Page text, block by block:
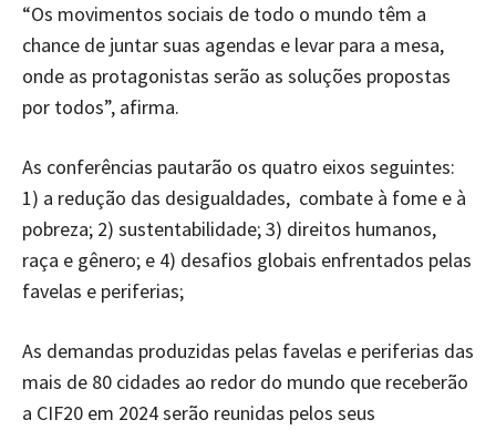
“Os movimentos sociais de todo o mundo têm a
chance de juntar suas agendas e levar para a mesa,
onde as protagonistas serão as soluções propostas
por todos”, afirma.
As conferências pautarão os quatro eixos seguintes:
1) a redução das desigualdades, combate à fome e à
pobreza; 2) sustentabilidade; 3) direitos humanos,
raça e gênero; e 4) desafios globais enfrentados pelas
favelas e periferias;
As demandas produzidas pelas favelas e periferias das
mais de 80 cidades ao redor do mundo que receberão
a CIF20 em 2024 serão reunidas pelos seus